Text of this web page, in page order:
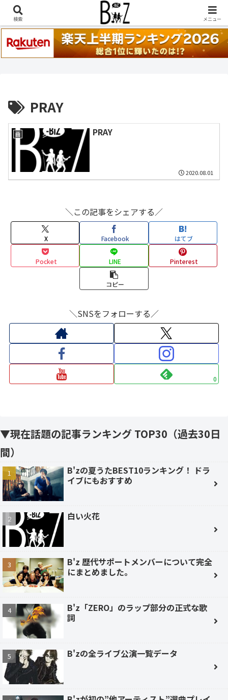
稲葉浩志『en-Zepp』『enⅣ』セトリ一覧はこちら
PRAY
曲 PRAY
2020.08.01
＼この記事をシェアする／
X Facebook はてブ
Pocket LINE Pinterest
コピー
＼SNSをフォローする／
0
▼現在話題の記事ランキング TOP30（過去30日
間）
B'zの夏うたBEST10ランキング！ ドラ
イブにもおすすめ
白い火花
B'z 歴代サポートメンバーについて完全
にまとめました。
B'z「ZERO」のラップ部分の正式な歌
詞
B'zの全ライブ公演一覧データ
検索 メニュー